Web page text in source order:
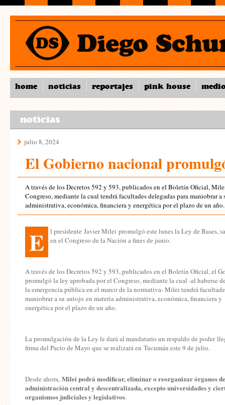
home noticias reportajes pink house
noticias
julio 8, 2024
El Gobierno nacional
A través de los Decretos 592 y 593, publicados en el Boletín Oficial,
Congreso, mediante la cual tendrá facultades delegadas para maniobrar
administrativa, económica, financiera y energética por el plazo de un año.
E
l presidente Javier Milei promulgó este lunes la Ley de Bases,
en el Congreso de la Nación a fines de junio.
A través de los Decretos 592 y 593, publicados en el Boletín Oficial, el
promulgó la ley aprobada por el Congreso, mediante la cual -al haberse
la emergencia pública en el marco de la normativa- Milei tendrá
maniobrar a su antojo en materia administrativa, económica, financiera y
energética por el plazo de un año.
La promulgación de la Ley le dará al mandatario un respaldo de poder
firma del Pacto de Mayo que se realizará en Tucumán este 9 de julio.
Desde ahora, Milei podrá modificar, eliminar o reorganizar órganos
administración central y descentralizada, excepto universidades y
organismos judiciales y legislativos.